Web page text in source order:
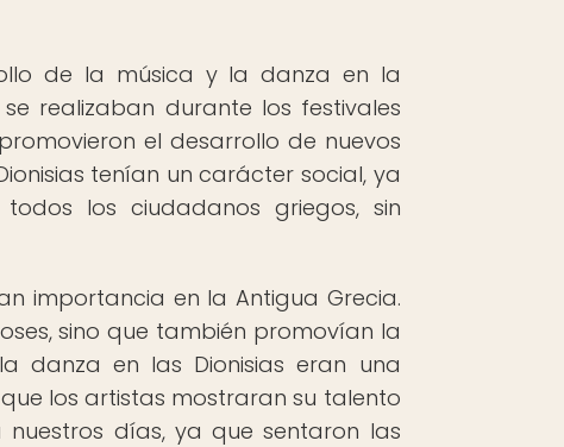
de la música y la danza en la
realizaban durante los festivales
el desarrollo de nuevos
tenían un carácter social, ya
los ciudadanos griegos, sin
importancia en la Antigua Grecia.
sino que también promovían la
danza en las Dionisias eran una
los artistas mostraran su talento
días, ya que sentaron las